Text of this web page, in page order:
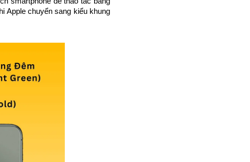
Apple chuyển sang kiểu khung